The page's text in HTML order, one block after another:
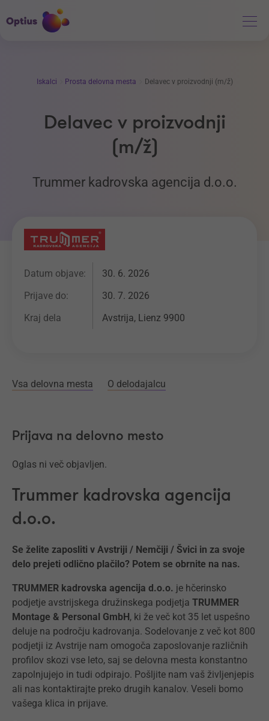
Iskalci Prosta delovna mesta Delavec v proizvodnji (m/ž)
Delavec v proizvodnji
(m/ž)
Trummer kadrovska agencija d.o.o.
Datum objave:
30. 6. 2026
Prijave do:
30. 7. 2026
Kraj dela
Avstrija, Lienz 9900
Vsa delovna mesta O delodajalcu
Prijava na delovno mesto
Oglas ni več objavljen.
Trummer kadrovska agencija
d.o.o.
Se želite zaposliti v Avstriji / Nemčiji / Švici in za svoje
delo prejeti odlično plačilo? Potem se obrnite na nas.
TRUMMER kadrovska agencija d.o.o. je hčerinsko
podjetje avstrijskega družinskega podjetja TRUMMER
Montage & Personal GmbH, ki že več kot 35 let uspešno
deluje na področju kadrovanja. Sodelovanje z več kot 800
podjetji iz Avstrije nam omogoča zaposlovanje različnih
profilov skozi vse leto, saj se delovna mesta konstantno
zapolnjujejo in tudi odpirajo. Pošljite nam vaš življenjepis
ali nas kontaktirajte preko drugih kanalov. Veseli bomo
vašega klica in prijave.